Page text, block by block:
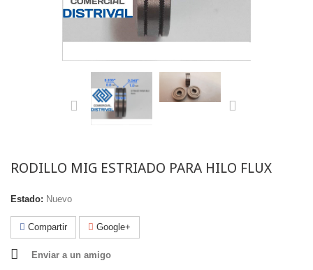
RODILLO MIG ESTRIADO PARA HILO FLUX
Estado: Nuevo
Compartir Google+
Enviar a un amigo